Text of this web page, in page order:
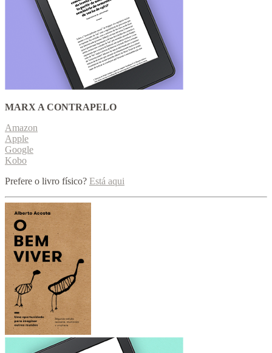
MARX A CONTRAPELO
Amazon
Apple
Google
Kobo
Prefere o livro físico? Está aqui